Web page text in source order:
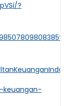
?
keuangan-